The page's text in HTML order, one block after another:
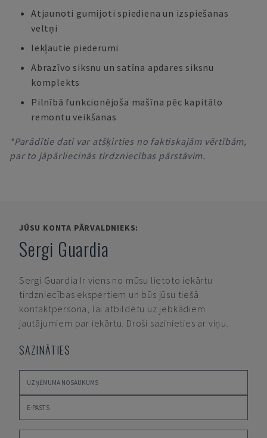
Atjaunoti gumijoti spiediena un izspiešanas
veltņi
Iekļautie piederumi
Abrazīvo siksnu un satīna apdares siksnu
komplekts
Pilnībā funkcionējoša mašīna pēc kapitālo
remontu veikšanas
*Parādītie dati var atšķirties no faktiskajām vērtībām,
par to jāpārliecinās tirdzniecības pārstāvim.
JŪSU KONTA PĀRVALDNIEKS:
Sergi Guardia
Sergi Guardia Ir viens no mūsu lietoto iekārtu
tirdzniecības ekspertiem un būs jūsu tiešā
kontaktpersona, lai atbildētu uz jebkādiem
jautājumiem par iekārtu. Droši sazinieties ar viņu.
SAZINĀTIES